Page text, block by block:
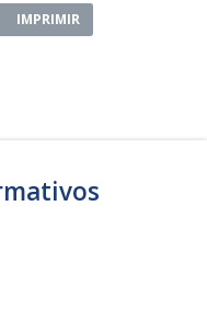
IMPRIMIR